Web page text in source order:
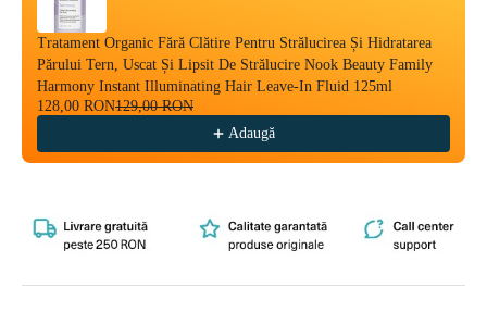
Tratament Organic Fără Clătire Pentru Strălucirea Și Hidratarea
Părului Tern, Uscat Și Lipsit De Strălucire Nook Beauty Family
Harmony Instant Illuminating Hair Leave-In Fluid 125ml
128,00 RON129,00 RON
Adaugă